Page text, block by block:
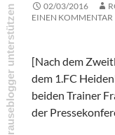
02/03/2016
EINEN KOMMENTAR
[Nach dem
dem 1.FC
beiden Trainer
der
rotebrauseblogger unterstützen